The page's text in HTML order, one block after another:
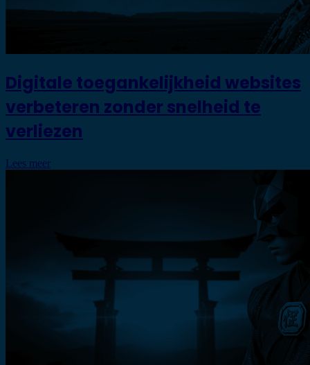
Digitale toegankelijkheid websites
verbeteren zonder snelheid te
verliezen
Lees meer